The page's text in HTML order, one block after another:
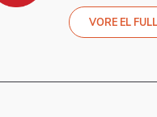
VORE EL